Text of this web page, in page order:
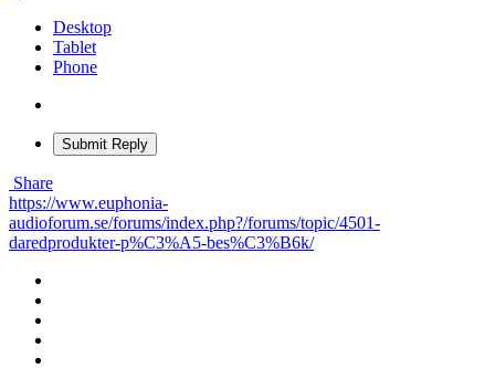
Desktop
Tablet
Phone
Submit Reply
Share
https://www.euphonia-
audioforum.se/forums/index.php?/forums/topic/4501-
daredprodukter-p%C3%A5-bes%C3%B6k/